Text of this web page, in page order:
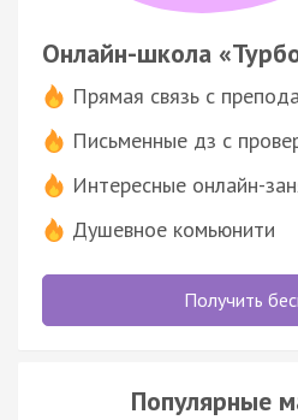
Онлайн-школа
Прямая связь с
Письменные дз с
Интересные онлайн-
Душевное комьюнити
Получить
Популярные